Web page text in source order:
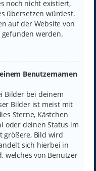
noch nicht existiert,
übersetzen würdest.
auf der Website von
gefunden werden.
Benutzernamen
Bilder bei deinem
Bilder ist meist mit
Sterne, Kästchen
oder deinen Status im
größere, Bild wird
sich hierbei in
welches von Benutzer